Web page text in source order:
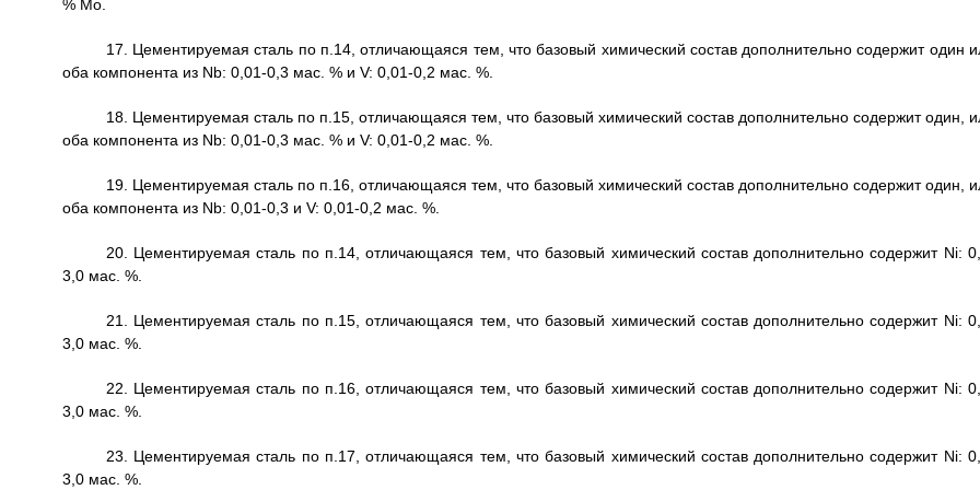
% Мо.
17. Цементируемая сталь по п.14, отличающаяся тем, что базовый химический состав дополнительно содержит один
оба компонента из Nb: 0,01-0,3 мас. % и V: 0,01-0,2 мас. %.
18. Цементируемая сталь по п.15, отличающаяся тем, что базовый химический состав дополнительно содержит один,
оба компонента из Nb: 0,01-0,3 мас. % и V: 0,01-0,2 мас. %.
19. Цементируемая сталь по п.16, отличающаяся тем, что базовый химический состав дополнительно содержит один,
оба компонента из Nb: 0,01-0,3 и V: 0,01-0,2 мас. %.
20. Цементируемая сталь по п.14, отличающаяся тем, что базовый химический состав дополнительно содержит Ni:
3,0 мас. %.
21. Цементируемая сталь по п.15, отличающаяся тем, что базовый химический состав дополнительно содержит Ni:
3,0 мас. %.
22. Цементируемая сталь по п.16, отличающаяся тем, что базовый химический состав дополнительно содержит Ni:
3,0 мас. %.
23. Цементируемая сталь по п.17, отличающаяся тем, что базовый химический состав дополнительно содержит Ni:
3,0 мас. %.